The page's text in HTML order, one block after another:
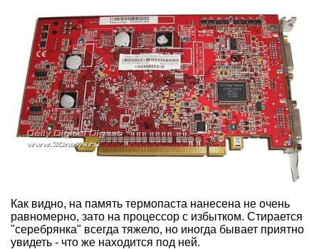
Как видно, на память термопаста нанесена не очень
равномерно, зато на процессор с избытком. Стирается
"серебрянка" всегда тяжело, но иногда бывает приятно
увидеть - что же находится под ней.